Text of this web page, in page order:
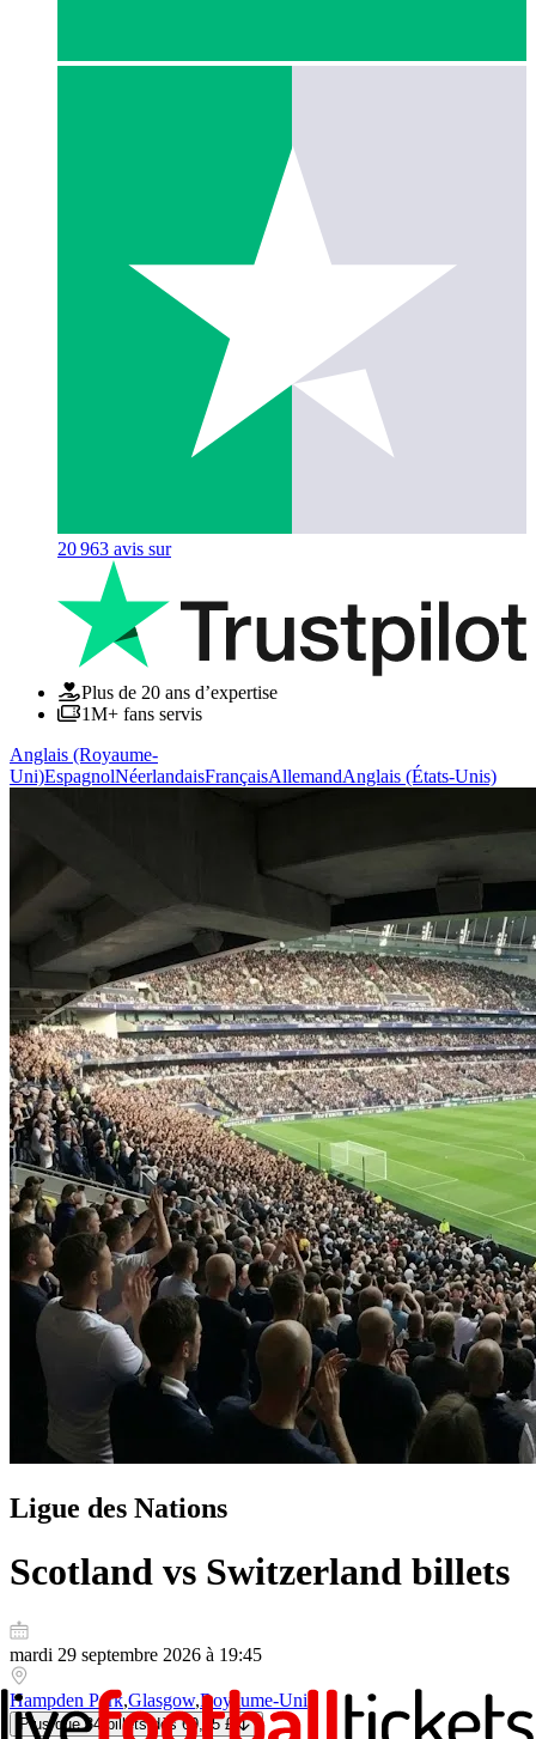
20 963 avis sur
Plus de 20 ans d’expertise
1M+ fans servis
Anglais (Royaume-
Uni)EspagnolNéerlandaisFrançaisAllemandAnglais (États-Unis)
Ligue des Nations
Scotland vs Switzerland billets
mardi 29 septembre 2026 à 19:45
Hampden Park,Glasgow,Royaume-Uni
Plus que 34 billetsdès69,95 £